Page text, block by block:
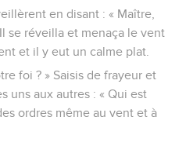
en disant : « Maître,
se réveilla et menaça le vent
et il y eut un calme plat.
foi ? » Saisis de frayeur et
uns aux autres : « Qui est
ordres même au vent et à